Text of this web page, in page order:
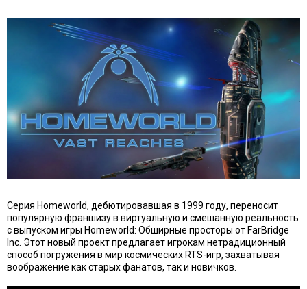
Серия Homeworld, дебютировавшая в 1999 году, переносит
популярную франшизу в виртуальную и смешанную реальность
с выпуском игры Homeworld: Обширные просторы от FarBridge
Inc. Этот новый проект предлагает игрокам нетрадиционный
способ погружения в мир космических RTS-игр, захватывая
воображение как старых фанатов, так и новичков.